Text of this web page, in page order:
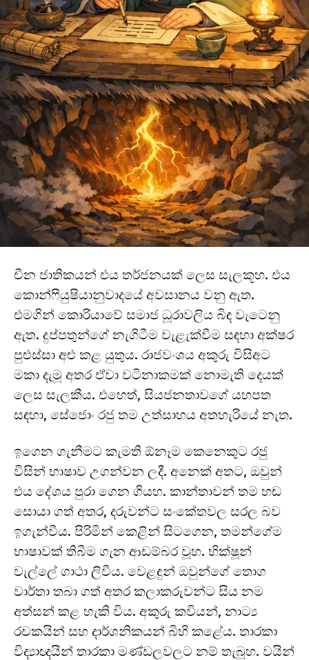
චීන ජාතිකයන් එය තර්ජනයක් ලෙස සැලකූහ. එය
කොන්ෆියුෂියානුවාදයේ අවසානය වනු ඇත.
එමගින් කොරියාවේ සමාජ ධූරාවලිය බිඳ වැටෙනු
ඇත. දුප්පතුන්ගේ නැගිටීම වැළැක්වීම සඳහා අක්ෂර
පුළුස්සා අළු කළ යුතුය. රාජවංශය අකුරු විසිඅට
මකා දැමූ අතර ඒවා වටිනාකමක් නොමැති දෙයක්
ලෙස සැලකීය. එහෙත්, සියජනතාවගේ යහපත
සඳහා, සේජොං රජු තම උත්සාහය අතහැරියේ නැත.
ඉගෙන ගැනීමට කැමති ඕනෑම කෙනෙකුට රජු
විසින් භාෂාව උගන්වන ලදී. අනෙක් අතට, ඔවුන්
එය දේශය පුරා ගෙන ගියහ. කාන්තාවන් තම හඬ
සොයා ගත් අතර, දරුවන්ට සංකේතවල සරල බව
ඉගැන්වීය. පිරිමින් කෙළින් සිටගෙන, තමන්ගේම
භාෂාවක් තිබීම ගැන ආඩම්බර වූහ. භික්ෂූන්
වැල්ලේ ගාථා ලිවීය. වෙළඳුන් ඔවුන්ගේ තොග
වාර්තා තබා ගත් අතර කලාකරුවන්ට සිය නම
අත්සන් කළ හැකි විය. අකුරු කවියන්, නාට්‍ය
රචකයින් සහ දාර්ශනිකයන් බිහි කළේය. තාරකා
විද්‍යාඥයින් තාරකා මණ්ඩලවලට නම් තැබූහ. වයින්